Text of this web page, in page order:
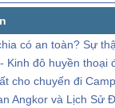
Sự thật qua trải nghiệm
đô huyền thoại đế
cho chuyến đi
Angkor và Lịch Sử